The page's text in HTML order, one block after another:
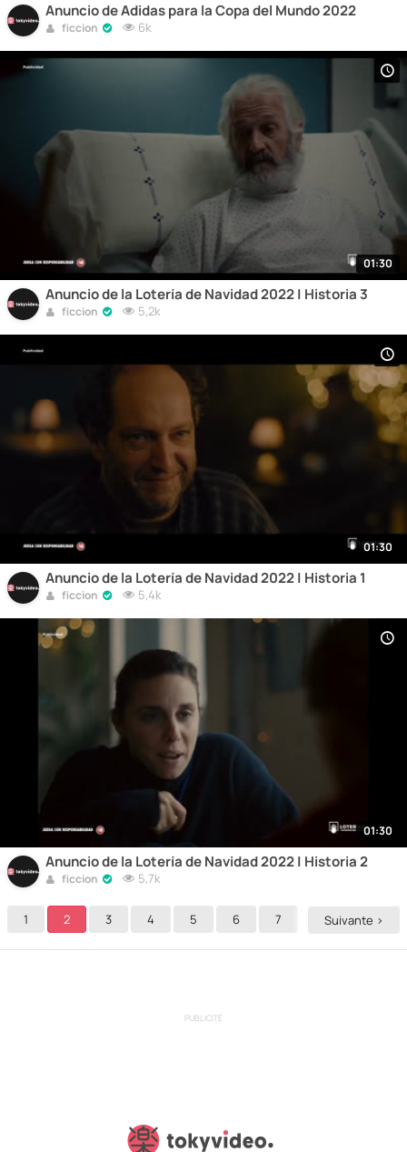
Anuncio de Adidas para la Copa del Mundo 2022
ficcion 6k
01:30
Anuncio de la Lotería de Navidad 2022 | Historia 3
ficcion 5,2k
01:30
Anuncio de la Lotería de Navidad 2022 | Historia 1
ficcion 5,4k
01:30
Anuncio de la Lotería de Navidad 2022 | Historia 2
ficcion 5,7k
1 2 3 4 5 6 7 9
Suivante >
PUBLICITÉ